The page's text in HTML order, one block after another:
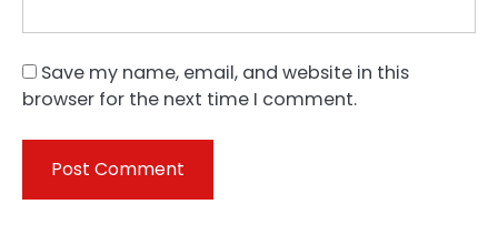
Save my name, email, and website in this
browser for the next time I comment.